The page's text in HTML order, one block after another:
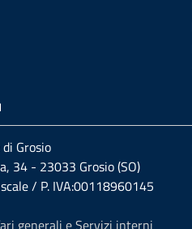
Grosio
34 - 23033 Grosio (SO)
/ P. IVA:00118960145
generali e Servizi interni